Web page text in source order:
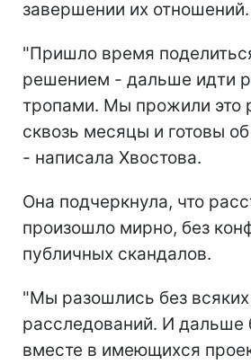
завершении их отношений.
"Пришло время
решением - дальше идти
тропами. Мы прожили это
сквозь месяцы и готовы об
- написала Хвостова.
Она подчеркнула, что
произошло мирно, без
публичных скандалов.
"Мы разошлись без
расследований. И дальше
вместе в имеющихся